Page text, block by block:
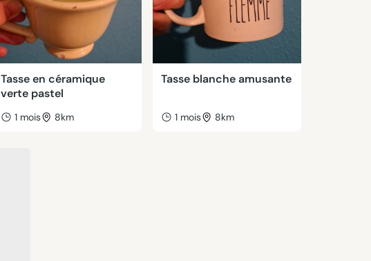
Tasse en céramique
verte pastel
1 mois 8km
Tasse blanche amusante
1 mois 8km